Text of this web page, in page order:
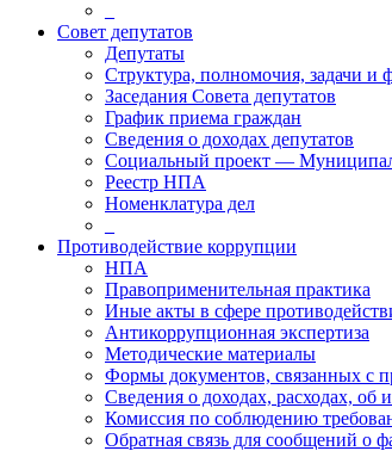
Совет депутатов
Депутаты
Структура, полномочия, задачи и
Заседания Совета депутатов
График приема граждан
Сведения о доходах депутатов
Социальный проект —
Реестр НПА
Номенклатура дел
Противодействие коррупции
НПА
Правоприменительная практика
Иные акты в сфере
Антикоррупционная экспертиза
Методические материалы
Формы документов, связанных с
Сведения о доходах, расходах, об
Комиссия по соблюдению
Обратная связь для сообщений о